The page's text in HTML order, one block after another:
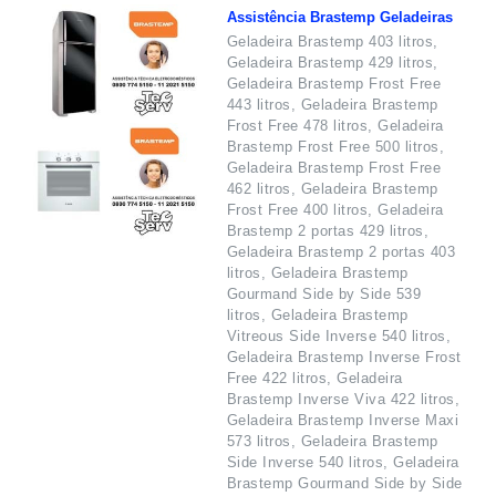
Assistência Brastemp Geladeiras
Geladeira Brastemp 403 litros,
Geladeira Brastemp 429 litros,
Geladeira Brastemp Frost Free
443 litros, Geladeira Brastemp
Frost Free 478 litros, Geladeira
Brastemp Frost Free 500 litros,
Geladeira Brastemp Frost Free
462 litros, Geladeira Brastemp
Frost Free 400 litros, Geladeira
Brastemp 2 portas 429 litros,
Geladeira Brastemp 2 portas 403
litros, Geladeira Brastemp
Gourmand Side by Side 539
litros, Geladeira Brastemp
Vitreous Side Inverse 540 litros,
Geladeira Brastemp Inverse Frost
Free 422 litros, Geladeira
Brastemp Inverse Viva 422 litros,
Geladeira Brastemp Inverse Maxi
573 litros, Geladeira Brastemp
Side Inverse 540 litros, Geladeira
Brastemp Gourmand Side by Side